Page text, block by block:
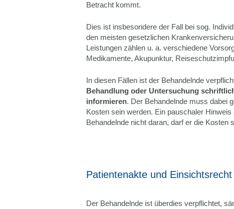
Betracht kommt.
Dies ist insbesondere der Fall bei sog.
den meisten gesetzlichen
Leistungen zählen u. a. verschiedene
Medikamente, Akupunktur,
In diesen Fällen ist der Behandelnde
Behandlung oder Untersuchung
informieren. Der Behandelnde muss dabei
Kosten sein werden. Ein pauschaler
Behandelnde nicht daran, darf er die Kosten
Patientenakte und Einsichtsrecht
Der Behandelnde ist überdies verpflichtet,